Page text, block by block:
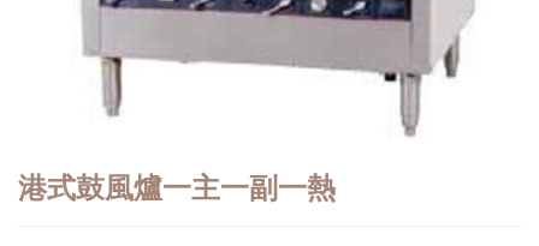
港式鼓風爐一主一副一熱